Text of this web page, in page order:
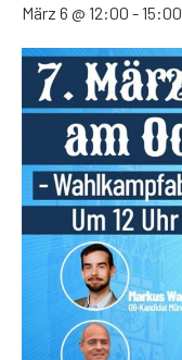
März 6 @ 12:00 -15:00